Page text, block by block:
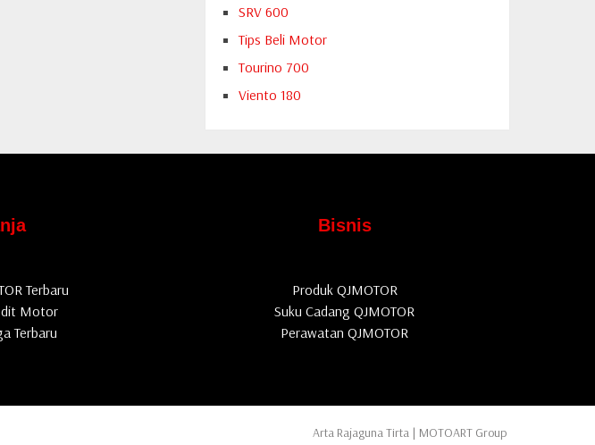
SRV 600
Tips Beli Motor
Tourino 700
Viento 180
Terbaru
Motor
Terbaru
Bisnis
Produk QJMOTOR
Suku Cadang QJMOTOR
Perawatan QJMOTOR
Arta Rajaguna Tirta | MOTOART Group